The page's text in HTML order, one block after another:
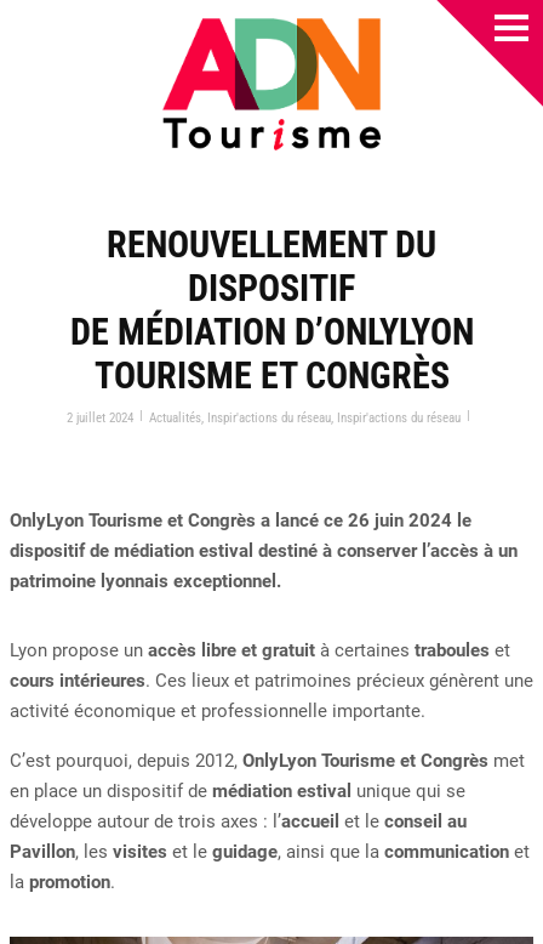
RENOUVELLEMENT DU
DISPOSITIF
DE MÉDIATION D’ONLYLYON
TOURISME ET CONGRÈS
2 juillet 2024 | Actualités, Inspir'actions du réseau, Inspir'actions du réseau |
OnlyLyon Tourisme et Congrès a lancé ce 26 juin 2024 le
dispositif de médiation estival destiné à conserver l’accès à un
patrimoine lyonnais exceptionnel.
Lyon propose un accès libre et gratuit à certaines traboules et
cours intérieures. Ces lieux et patrimoines précieux génèrent une
activité économique et professionnelle importante.
C’est pourquoi, depuis 2012, OnlyLyon Tourisme et Congrès met
en place un dispositif de médiation estival unique qui se
développe autour de trois axes : l’accueil et le conseil au
Pavillon, les visites et le guidage, ainsi que la communication et
la promotion.